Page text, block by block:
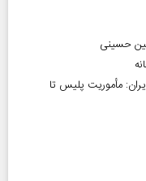
مأموریت پلیس تا